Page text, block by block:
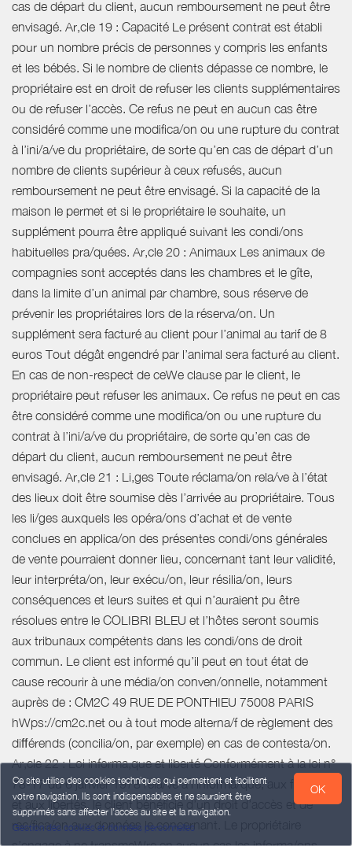
Ce site utilise des cookies techniques qui permettent et facilitent
votre navigation. Ils sont indispensables et ne sauraient être
supprimés sans affecter l’accès au site et la navigation.
Gestion des cookies et données personnelles
OK